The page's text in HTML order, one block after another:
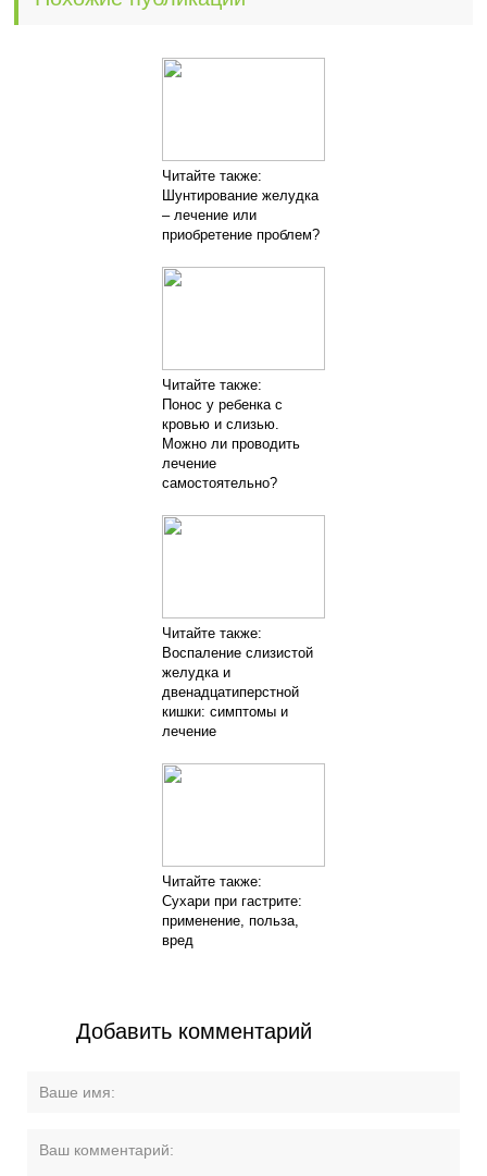
Читайте также:
Шунтирование желудка
– лечение или
приобретение проблем?
Читайте также:
Понос у ребенка с
кровью и слизью.
Можно ли проводить
лечение
самостоятельно?
Читайте также:
Воспаление слизистой
желудка и
двенадцатиперстной
кишки: симптомы и
лечение
Читайте также:
Сухари при гастрите:
применение, польза,
вред
Добавить комментарий